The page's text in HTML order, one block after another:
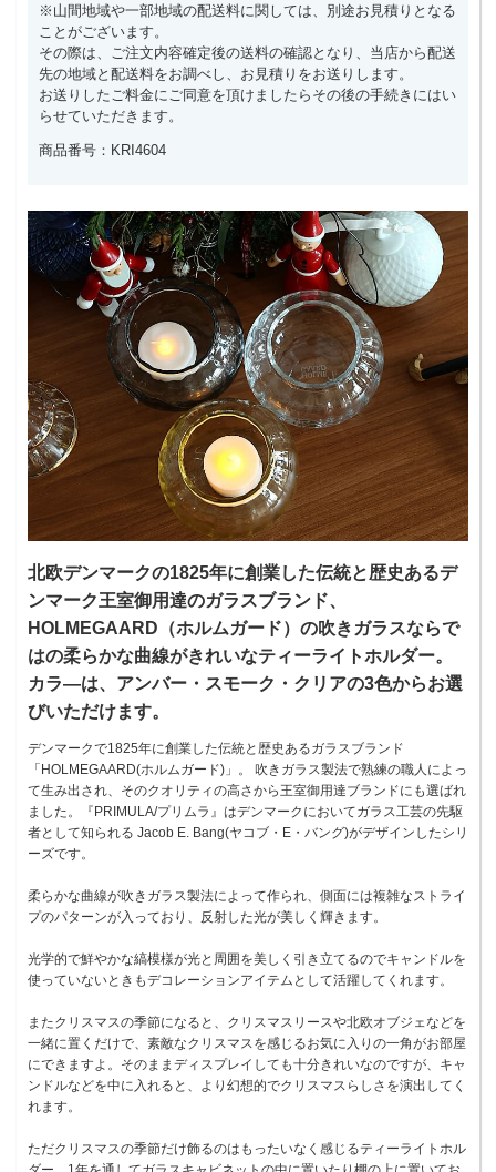
※山間地域や一部地域の配送料に関しては、別途お見積りとなる
ことがございます。
その際は、ご注文内容確定後の送料の確認となり、当店から配送
先の地域と配送料をお調べし、お見積りをお送りします。
お送りしたご料金にご同意を頂けましたらその後の手続きにはい
らせていただきます。
商品番号：KRI4604
北欧デンマークの1825年に創業した伝統と歴史あるデ
ンマーク王室御用達のガラスブランド、
HOLMEGAARD（ホルムガード）の吹きガラスならで
はの柔らかな曲線がきれいなティーライトホルダー。
カラ―は、アンバー・スモーク・クリアの3色からお選
びいただけます。
デンマークで1825年に創業した伝統と歴史あるガラスブランド
「HOLMEGAARD(ホルムガード)」。 吹きガラス製法で熟練の職人によっ
て生み出され、そのクオリティの高さから王室御用達ブランドにも選ばれ
ました。『PRIMULA/プリムラ』はデンマークにおいてガラス工芸の先駆
者として知られる Jacob E. Bang(ヤコブ・E・バング)がデザインしたシリ
ーズです。
柔らかな曲線が吹きガラス製法によって作られ、側面には複雑なストライ
プのパターンが入っており、反射した光が美しく輝きます。
光学的で鮮やかな縞模様が光と周囲を美しく引き立てるのでキャンドルを
使っていないときもデコレーションアイテムとして活躍してくれます。
またクリスマスの季節になると、クリスマスリースや北欧オブジェなどを
一緒に置くだけで、素敵なクリスマスを感じるお気に入りの一角がお部屋
にできますよ。そのままディスプレイしても十分きれいなのですが、キャ
ンドルなどを中に入れると、より幻想的でクリスマスらしさを演出してく
れます。
ただクリスマスの季節だけ飾るのはもったいなく感じるティーライトホル